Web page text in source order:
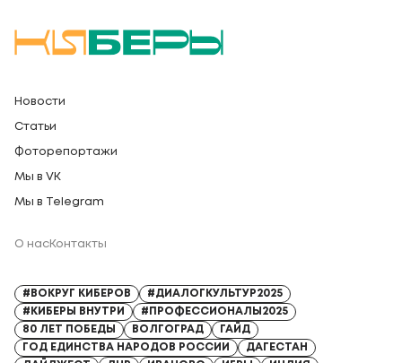
Новости
Статьи
Фоторепортажи
Мы в VK
Мы в Telegram
О насКонтакты
#ВОКРУГ КИБЕРОВ
#ДИАЛОГКУЛЬТУР2025
#КИБЕРЫ ВНУТРИ
#ПРОФЕССИОНАЛЫ2025
80 ЛЕТ ПОБЕДЫ
ВОЛГОГРАД
ГАЙД
ГОД ЕДИНСТВА НАРОДОВ РОССИИ
ДАГЕСТАН